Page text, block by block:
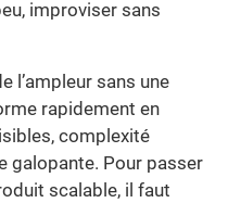
improviser sans
l’ampleur sans une
rapidement en
complexité
galopante. Pour passer
scalable, il faut